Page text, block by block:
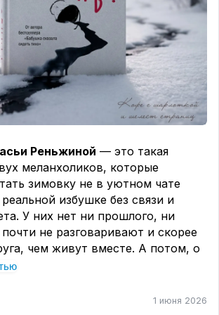
Реньжиной — это такая
меланхоликов, которые
зимовку не в уютном чате
избушке без связи и
У них нет ни прошлого, ни
не разговаривают и скорее
чем живут вместе. А потом, о
третий — мёртвый и
иррациональности:
1 июня 2026